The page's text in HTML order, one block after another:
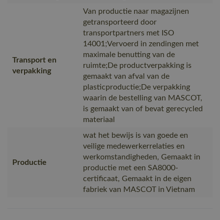
Transport en
verpakking
Van productie naar magazijnen
getransporteerd door
transportpartners met ISO
14001;Vervoerd in zendingen met
maximale benutting van de
ruimte;De productverpakking is
gemaakt van afval van de
plasticproductie;De verpakking
waarin de bestelling van MASCOT,
is gemaakt van of bevat gerecycled
materiaal
Productie
wat het bewijs is van goede en
veilige medewerkerrelaties en
werkomstandigheden, Gemaakt in
productie met een SA8000-
certificaat, Gemaakt in de eigen
fabriek van MASCOT in Vietnam